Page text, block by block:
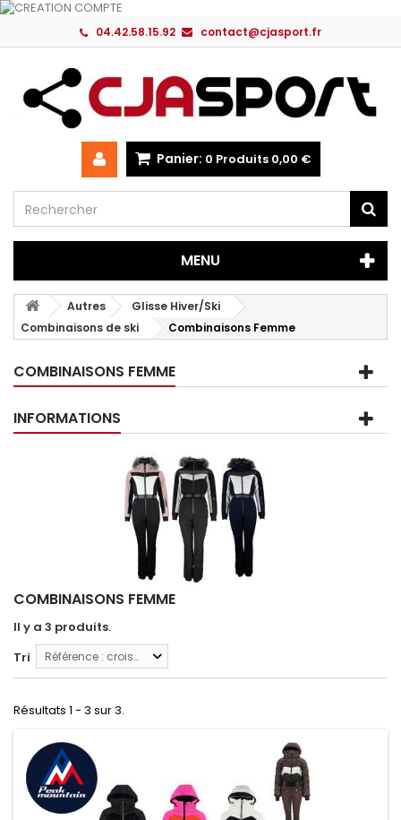
04.42.58.15.92 contact@cjasport.fr
Panier: 0 Produits 0,00 €
MENU
Autres
Glisse Hiver/Ski
Combinaisons de ski
Combinaisons Femme
COMBINAISONS FEMME
INFORMATIONS
COMBINAISONS FEMME
Il y a 3 produits.
Tri
Référence : croissante
Résultats 1 - 3 sur 3.